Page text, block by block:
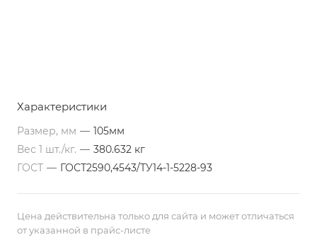
Характеристики
Размер, мм — 105мм
Вес 1 шт./кг. — 380.632 кг
ГОСТ — ГОСТ2590,4543/ТУ14-1-5228-93
Цена действительна только для сайта и может отличаться
от указанной в прайс-листе